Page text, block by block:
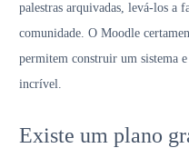
palestras arquivadas, levá-los a
comunidade. O Moodle
permitem construir um sistema
incrível.
Existe um plano